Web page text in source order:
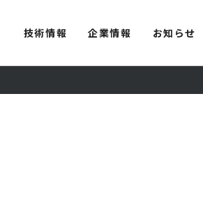
技術情報 企業情報 お知らせ